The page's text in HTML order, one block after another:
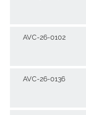
AVC-26-0102
AVC-26-0136